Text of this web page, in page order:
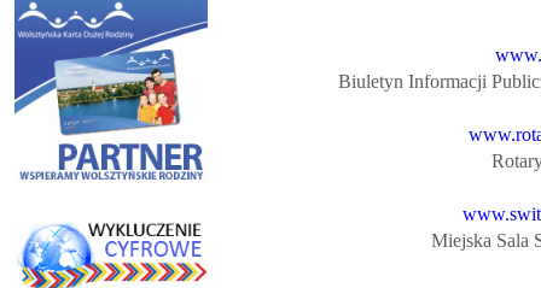
Biuletyn Informacji
Miejska Sala